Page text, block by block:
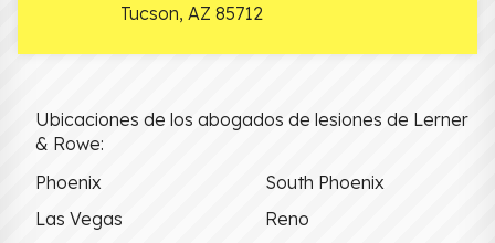
Tucson, AZ 85712
Ubicaciones de los abogados de lesiones de Lerner
& Rowe:
Phoenix
South Phoenix
Las Vegas
Reno